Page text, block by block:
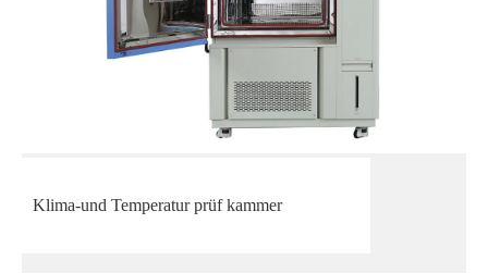
Klima-und Temperatur prüf kammer